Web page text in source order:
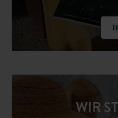
WIR